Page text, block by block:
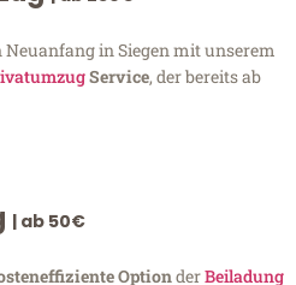
Neuanfang in Siegen mit unserem
Service, der bereits ab
| ab 50€
OptionderBeiladung